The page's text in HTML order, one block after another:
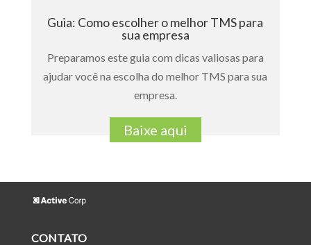
Guia: Como escolher o melhor TMS para
sua empresa
Preparamos este guia com dicas valiosas para
ajudar você na escolha do melhor TMS para sua
empresa.
Baixe aqui
CONTATO